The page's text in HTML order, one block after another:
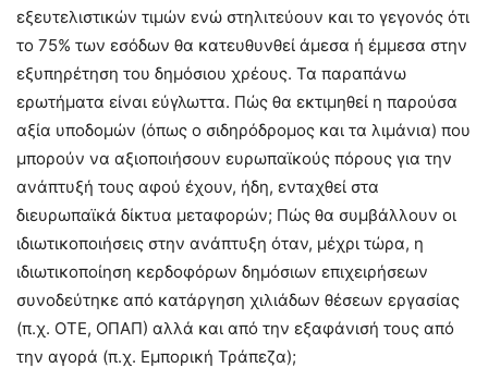
εξευτελιστικών τιμών ενώ στηλιτεύουν και το γεγονός ότι
το 75% των εσόδων θα κατευθυνθεί άμεσα ή έμμεσα στην
εξυπηρέτηση του δημόσιου χρέους. Τα παραπάνω
ερωτήματα είναι εύγλωττα. Πώς θα εκτιμηθεί η παρούσα
αξία υποδομών (όπως ο σιδηρόδρομος και τα λιμάνια) που
μπορούν να αξιοποιήσουν ευρωπαϊκούς πόρους για την
ανάπτυξή τους αφού έχουν, ήδη, ενταχθεί στα
διευρωπαϊκά δίκτυα μεταφορών; Πώς θα συμβάλλουν οι
ιδιωτικοποιήσεις στην ανάπτυξη όταν, μέχρι τώρα, η
ιδιωτικοποίηση κερδοφόρων δημόσιων επιχειρήσεων
συνοδεύτηκε από κατάργηση χιλιάδων θέσεων εργασίας
(π.χ. ΟΤΕ, ΟΠΑΠ) αλλά και από την εξαφάνισή τους από
την αγορά (π.χ. Εμπορική Τράπεζα);